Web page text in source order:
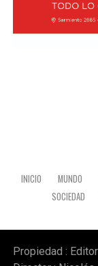
INICIO MUNDO
SOCIEDAD
Propiedad :